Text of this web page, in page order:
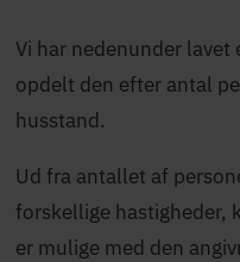
Vi har nedenunder lavet
opdelt den efter antal
husstand.
Ud fra antallet af
forskellige hastigheder,
er mulige med den